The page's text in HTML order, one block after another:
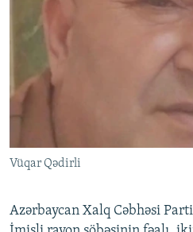
Vüqar Qədirli
Azərbaycan Xalq Cəbhəsi